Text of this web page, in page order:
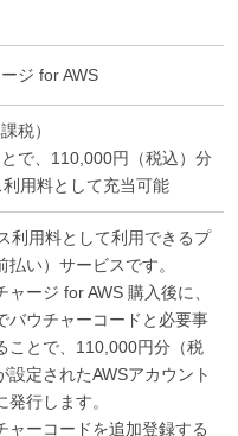
ジ for AWS
税）
で、110,000円（税込）分
用料として充当可能
利用料として利用できるプ
払い）サービスです。
ャージ for AWS 購入後に、
バウチャーコードと必要事
ことで、110,000円分（税
設定されたAWSアカウント
発行します。
ャーコードを追加登録する